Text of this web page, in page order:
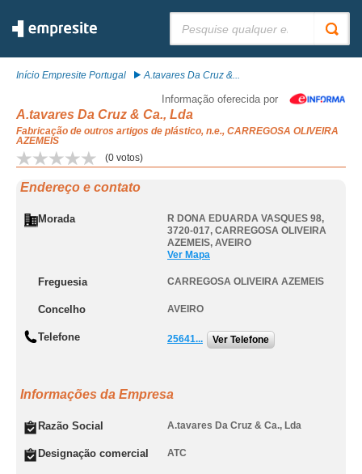
Início Empresite Portugal A.tavares Da Cruz &...
Informação oferecida por
A.tavares Da Cruz & Ca., Lda
Fabricação de outros artigos de plástico, n.e., CARREGOSA OLIVEIRA
AZEMEIS
(0 votos)
Endereço e contato
Morada
R DONA EDUARDA VASQUES 98,
3720-017, CARREGOSA OLIVEIRA
AZEMEIS, AVEIRO
Ver Mapa
Freguesia CARREGOSA OLIVEIRA AZEMEIS
Concelho AVEIRO
Telefone 25641... Ver Telefone
Informações da Empresa
Razão Social A.tavares Da Cruz & Ca., Lda
Designação comercial ATC